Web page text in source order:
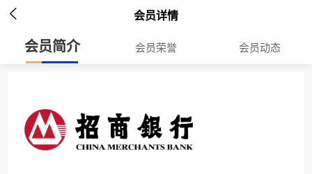
 会员详情
会员简介 会员荣誉 会员动态